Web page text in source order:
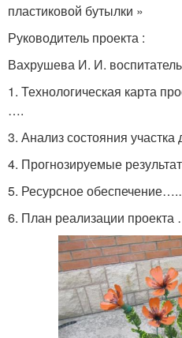
пластиковой бутылки »
Руководитель проекта :
Вахрушева И. И.
1. Технологическая карта
….
3. Анализ состояния участка
4. Прогнозируемые
5. Ресурсное
6. План реализации проекта